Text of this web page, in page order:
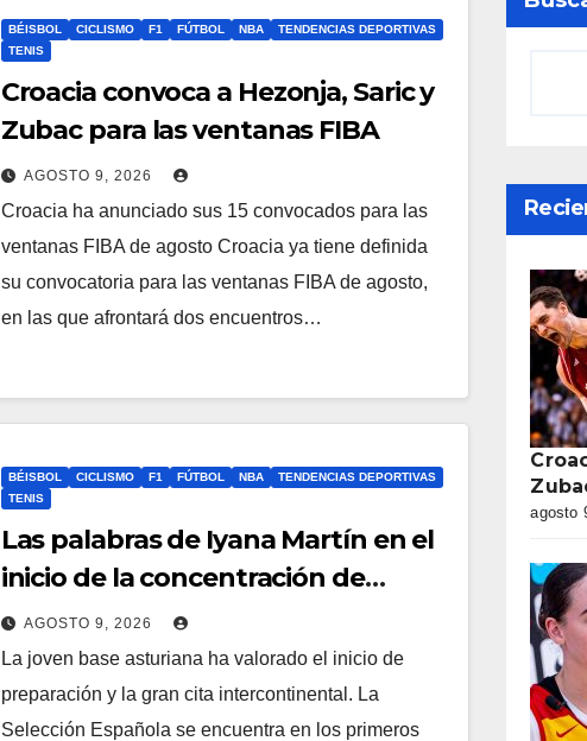
BÉISBOL CICLISMO F1 FÚTBOL NBA
TENDENCIAS DEPORTIVAS
TENIS
Croacia convoca a Hezonja, Saric y
Zubac para las ventanas FIBA
AGOSTO 9, 2026
Croacia ha anunciado sus 15 convocados para las
ventanas FIBA de agosto Croacia ya tiene definida
su convocatoria para las ventanas FIBA de agosto,
en las que afrontará dos encuentros…
BÉISBOL CICLISMO F1 FÚTBOL NBA
TENDENCIAS DEPORTIVAS
TENIS
Las palabras de Iyana Martín en el
inicio de la concentración de
España para el Mundial
AGOSTO 9, 2026
La joven base asturiana ha valorado el inicio de
preparación y la gran cita intercontinental. La
Selección Española se encuentra en los primeros
agosto